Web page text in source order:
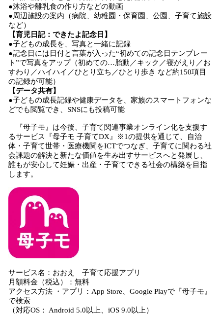
●沐浴や離乳食の作り方などの動画
●周辺施設の案内（病院、幼稚園・保育園、公園、子育て施設
など）
【育児日記：できたよ記念日】
●子どもの成長を、写真と一緒に記録
●記念日には日付と言葉が入った“初めての記念日テンプレー
ト”で写真をアップ（初めての…胎動／キック／寝がえり／お
すわり／ハイハイ／ひとり立ち／ひとり歩き など約150項目
の記録が可能）
【データ共有】
●子どもの成長記録や健康データを、家族のスマートフォンな
どでも閲覧でき、SNSにも投稿可能
『母子モ』は今後、子育て関連事業オンライン化を支援す
るサービス『母子モ 子育てDX』※1の提供を通じて、自治
体・子育て世帯・医療機関をICTでつなぎ、子育てに関わる社
会課題の解決と新たな価値を生み出すサービスへと発展し、
誰もが安心して妊娠・出産・子育てできる社会の構築を目指
します。
サービス名：おおえ 子育て応援アプリ
月額料金（税込）：無料
アクセス方法 ・アプリ：App Store、Google Playで『母子モ』
で検索
（対応OS： Android 5.0以上、iOS 9.0以上）